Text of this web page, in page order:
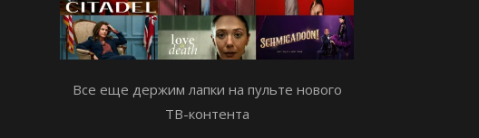
Все еще держим лапки на пульте нового
ТВ-контента